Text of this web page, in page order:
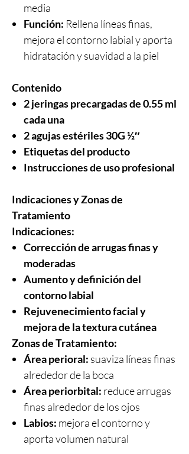
media
Función: Rellena líneas finas,
mejora el contorno labial y aporta
hidratación y suavidad a la piel
Contenido
2 jeringas precargadas de 0.55 ml
cada una
2 agujas estériles 30G ½″
Etiquetas del producto
Instrucciones de uso profesional
Indicaciones y Zonas de
Tratamiento
Indicaciones:
Corrección de arrugas finas y
moderadas
Aumento y definición del
contorno labial
Rejuvenecimiento facial y
mejora de la textura cutánea
Zonas de Tratamiento:
Área perioral: suaviza líneas finas
alrededor de la boca
Área periorbital: reduce arrugas
finas alrededor de los ojos
Labios: mejora el contorno y
aporta volumen natural